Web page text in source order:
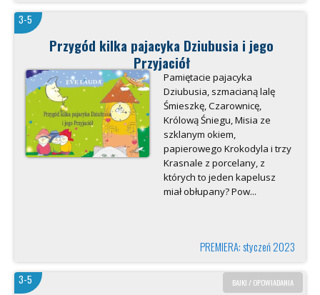
3-5
Przygód kilka pajacyka Dziubusia i jego
Przyjaciół
Pamiętacie pajacyka
Dziubusia, szmacianą lalę
Śmieszkę, Czarownicę,
Królową Śniegu, Misia ze
szklanym okiem,
papierowego Krokodyla i trzy
Krasnale z porcelany, z
których to jeden kapelusz
miał obłupany? Pow...
PREMIERA: styczeń 2023
3-5 BAJKI / OPOWIADANIA